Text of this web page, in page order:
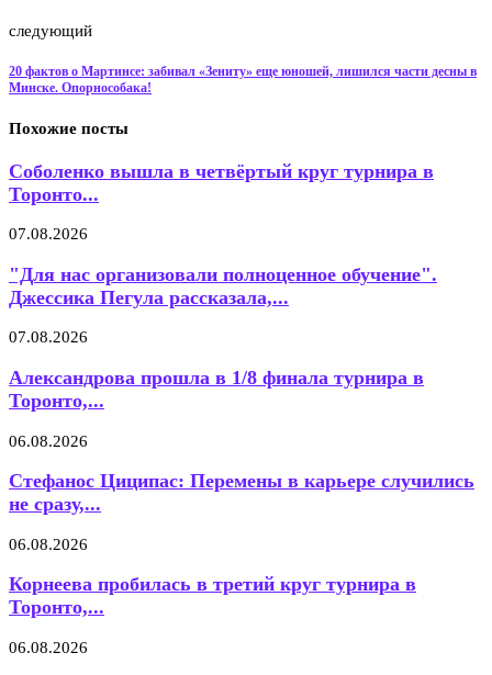
следующий
20 фактов о Мартинсе: забивал «Зениту» еще юношей, лишился части десны в
Минске. Опорнособака!
Похожие посты
Соболенко вышла в четвёртый круг турнира в
Торонто...
07.08.2026
"Для нас организовали полноценное обучение".
Джессика Пегула рассказала,...
07.08.2026
Александрова прошла в 1/8 финала турнира в
Торонто,...
06.08.2026
Стефанос Циципас: Перемены в карьере случились
не сразу,...
06.08.2026
Корнеева пробилась в третий круг турнира в
Торонто,...
06.08.2026